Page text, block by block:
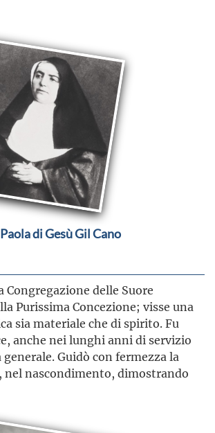
Paola di Gesù Gil Cano
Congregazione delle Suore
Purissima Concezione; visse una
sia materiale che di spirito. Fu
anche nei lunghi anni di servizio
Guidò con fermezza la
nel nascondimento, dimostrando